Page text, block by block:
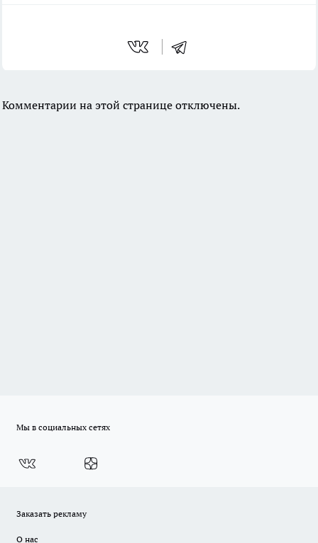
Комментарии на этой странице отключены.
Мы в социальных сетях
Заказать рекламу
О нас